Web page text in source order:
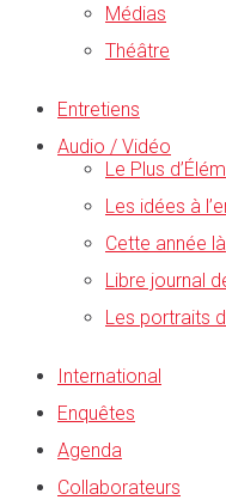
Médias
Théâtre
Entretiens
Audio / Vidéo
Le Plus
Les idées à
Cette année là
Libre journal
Les portraits
International
Enquêtes
Agenda
Collaborateurs